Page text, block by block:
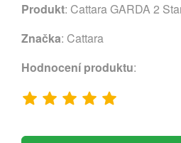
Produkt: Cattara GARDA 2
Značka: Cattara
Hodnocení produktu: